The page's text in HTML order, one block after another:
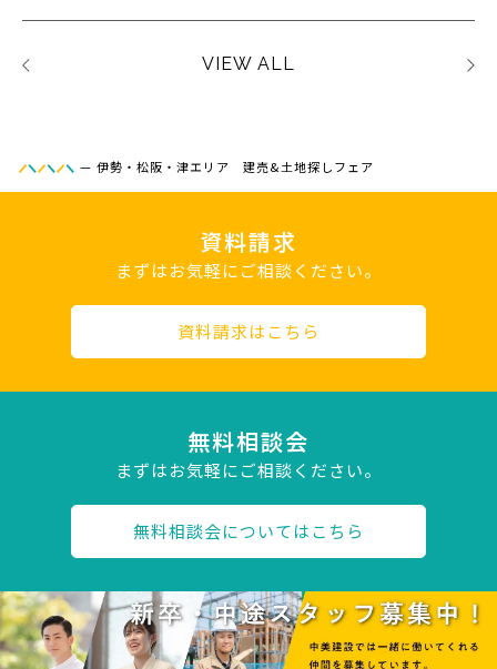
VIEW ALL
— 伊勢・松阪・津エリア 建売&土地探しフェア
資料請求
まずはお気軽にご相談ください。
資料請求はこちら
無料相談会
まずはお気軽にご相談ください。
無料相談会についてはこちら